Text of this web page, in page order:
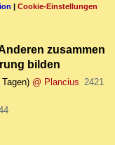
| Cookie-Einstellungen
zusammen
bilden
@ Plancius 2421